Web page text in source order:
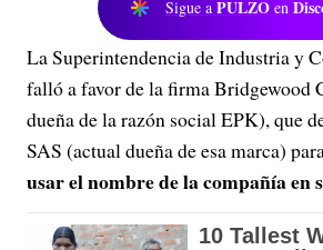
Sigue a PULZO en
La Superintendencia de Industria y
falló a favor de la firma Bridgewood
dueña de la razón social EPK), que
SAS (actual dueña de esa marca)
usar el nombre de la compañía en